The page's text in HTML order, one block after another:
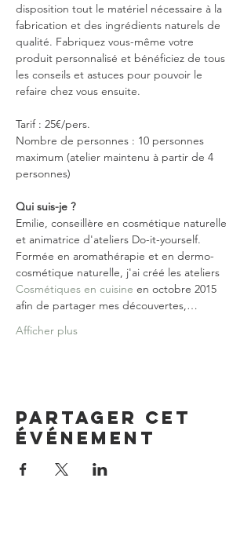
disposition tout le matériel nécessaire à la
fabrication et des ingrédients naturels de
qualité. Fabriquez vous-même votre
produit personnalisé et bénéficiez de tous
les conseils et astuces pour pouvoir le
Tarif : 25€/pers.
Nombre de personnes : 10 personnes
maximum (atelier maintenu à partir de 4
Qui suis-je ?
Emilie, conseillère en cosmétique naturelle
et animatrice d'ateliers Do-it-yourself.
Formée en aromathérapie et en dermo-
cosmétique naturelle, j'ai créé les ateliers
Cosmétiques en cuisine en octobre 2015
afin de partager mes découvertes,…
Afficher plus
Partager cet
événement